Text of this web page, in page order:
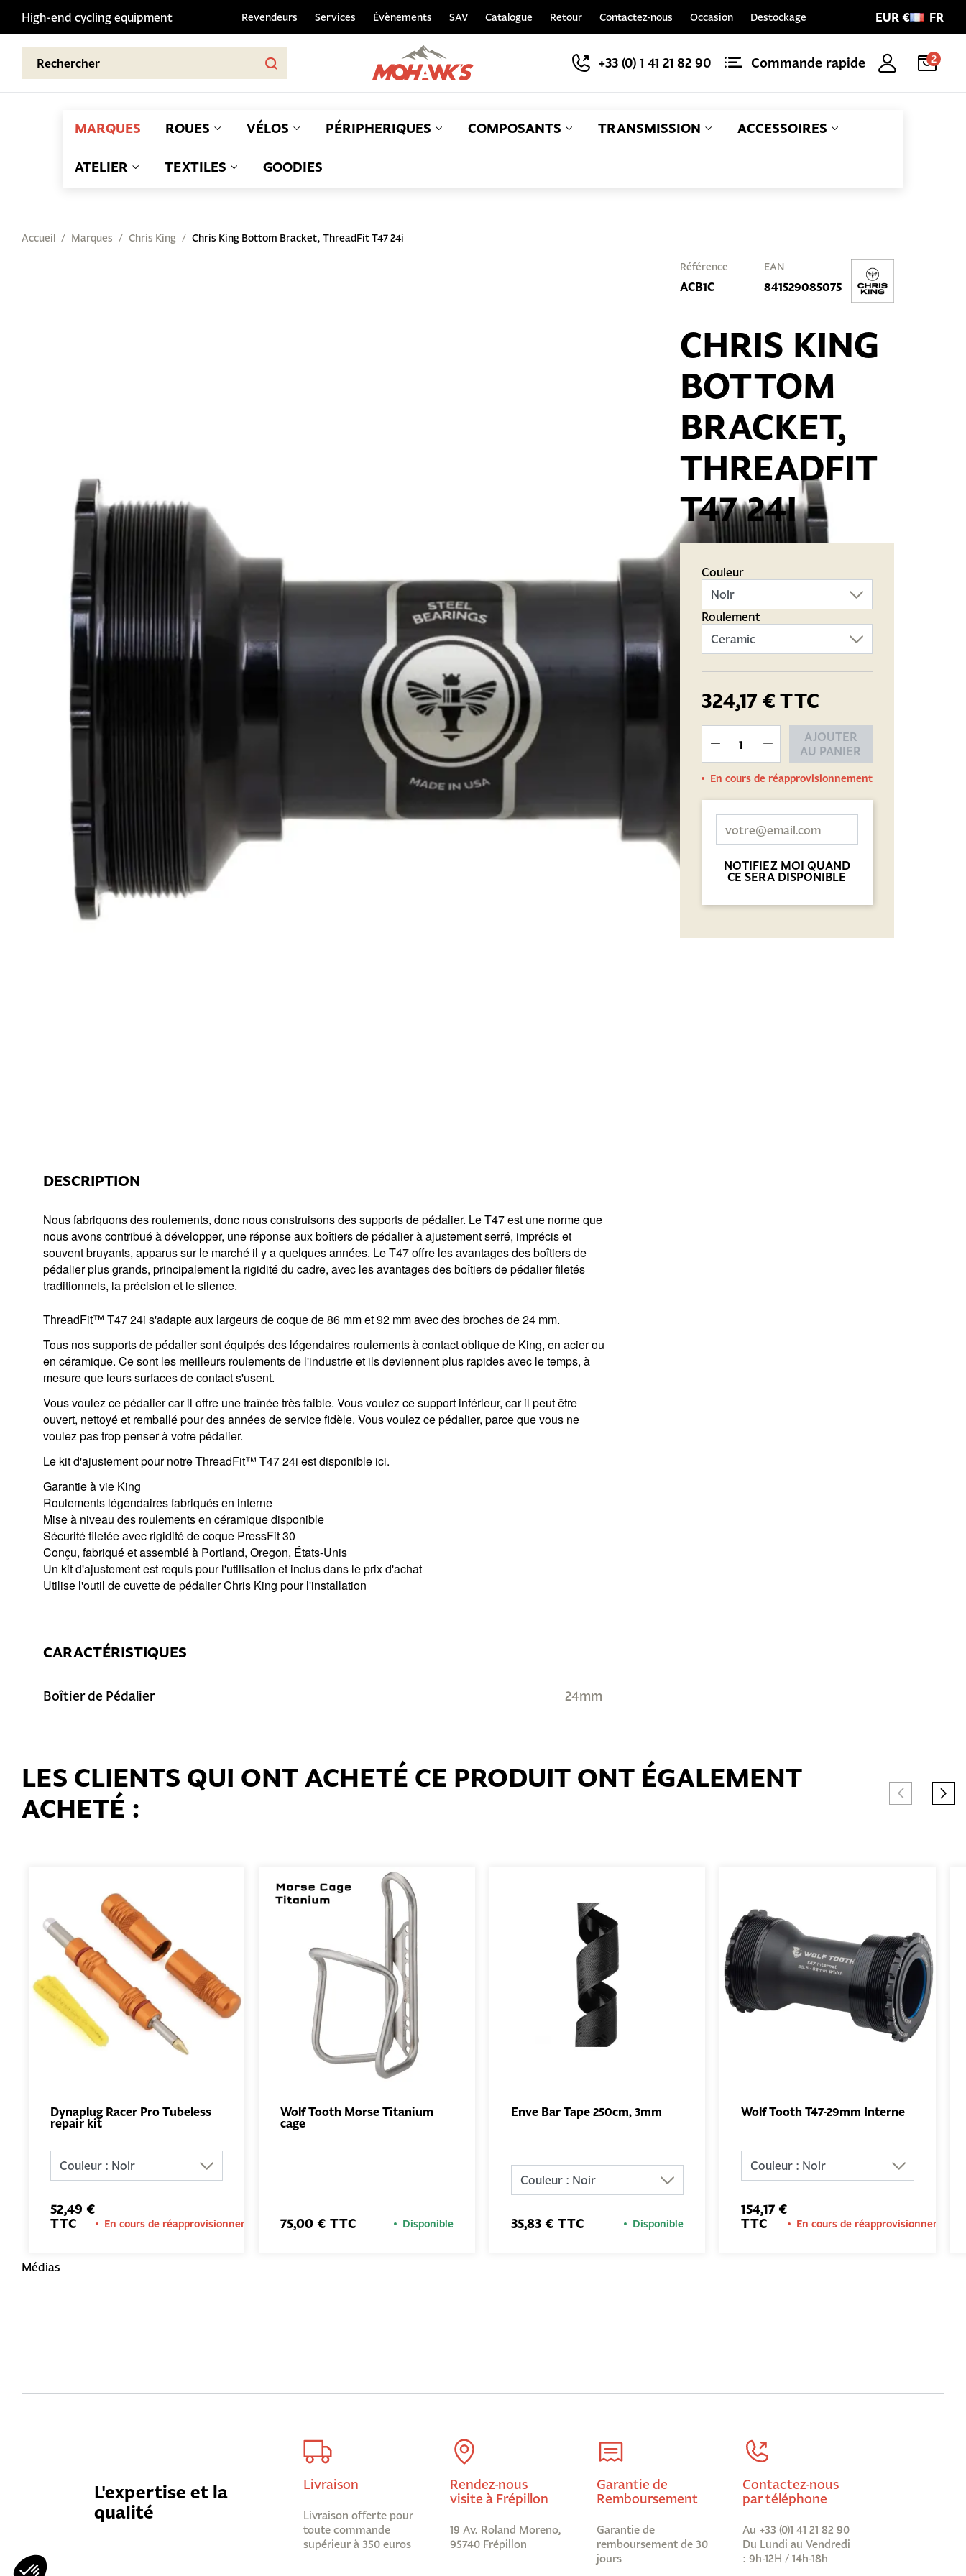
High-end cycling equipment Revendeurs Services Évènements SAV Catalogue Retour Contactez-nous Occasion Destockage EUR € FR
+33 (0) 1 41 21 82 90 Commande rapide 2
MARQUES ROUES VÉLOS PÉRIPHERIQUES COMPOSANTS TRANSMISSION ACCESSOIRES
ATELIER TEXTILES GOODIES
Accueil Marques Chris King Chris King Bottom Bracket, ThreadFit T47 24i
DESCRIPTION
Nous fabriquons des roulements, donc nous construisons des supports de pédalier. Le T47 est une norme que
nous avons contribué à développer, une réponse aux boîtiers de pédalier à ajustement serré, imprécis et
souvent bruyants, apparus sur le marché il y a quelques années. Le T47 offre les avantages des boîtiers de
pédalier plus grands, principalement la rigidité du cadre, avec les avantages des boîtiers de pédalier filetés
traditionnels, la précision et le silence.
ThreadFit™ T47 24i s'adapte aux largeurs de coque de 86 mm et 92 mm avec des broches de 24 mm.
Tous nos supports de pédalier sont équipés des légendaires roulements à contact oblique de King, en acier ou
en céramique. Ce sont les meilleurs roulements de l'industrie et ils deviennent plus rapides avec le temps, à
mesure que leurs surfaces de contact s'usent.
Vous voulez ce pédalier car il offre une traînée très faible. Vous voulez ce support inférieur, car il peut être
ouvert, nettoyé et remballé pour des années de service fidèle. Vous voulez ce pédalier, parce que vous ne
voulez pas trop penser à votre pédalier.
Le kit d'ajustement pour notre ThreadFit™ T47 24i est disponible ici.
Garantie à vie King
Roulements légendaires fabriqués en interne
Mise à niveau des roulements en céramique disponible
Sécurité filetée avec rigidité de coque PressFit 30
Conçu, fabriqué et assemblé à Portland, Oregon, États-Unis
Un kit d'ajustement est requis pour l'utilisation et inclus dans le prix d'achat
Utilise l'outil de cuvette de pédalier Chris King pour l'installation
CARACTÉRISTIQUES
Boîtier de Pédalier 24mm
Référence
ACB1C
EAN
841529085075
CHRIS KING
BOTTOM
BRACKET,
THREADFIT
T47 24I
Couleur
Roulement
324,17 €TTC
AJOUTER
AU PANIER
En cours de réapprovisionnement
NOTIFIEZ MOI QUAND
CE SERA DISPONIBLE
LES CLIENTS QUI ONT ACHETÉ CE PRODUIT ONT ÉGALEMENT
ACHETÉ :
Dynaplug Racer Pro Tubeless
repair kit
52,49 €
TTC
En cours de réapprovisionnement
Wolf Tooth Morse Titanium
cage
75,00 € TTC Disponible
Enve Bar Tape 250cm, 3mm
35,83 € TTC Disponible
Wolf Tooth T47-29mm Interne
154,17 €
TTC
En cours de réapprovisionnement
Médias
L'expertise et la
qualité
Livraison
Livraison offerte pour
toute commande
supérieur à 350 euros
Rendez-nous
visite à Frépillon
19 Av. Roland Moreno,
95740 Frépillon
Garantie de
Remboursement
Garantie de
remboursement de 30
jours
Contactez-nous
par téléphone
Au +33 (0)1 41 21 82 90
Du Lundi au Vendredi
: 9h-12H / 14h-18h